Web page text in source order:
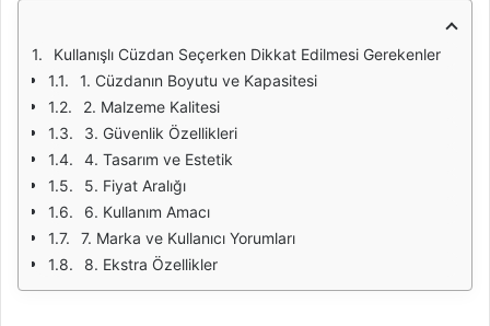
Kullanışlı Cüzdan Seçerken Dikkat Edilmesi Gerekenler
1. Cüzdanın Boyutu ve Kapasitesi
2. Malzeme Kalitesi
3. Güvenlik Özellikleri
4. Tasarım ve Estetik
5. Fiyat Aralığı
6. Kullanım Amacı
7. Marka ve Kullanıcı Yorumları
8. Ekstra Özellikler